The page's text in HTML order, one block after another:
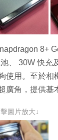
8+
、 30W 快充
使用。至於相
廣角，提供基
圖片放大↓